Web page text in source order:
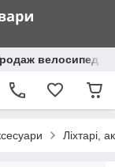
велосипедів
Ліхтарі,